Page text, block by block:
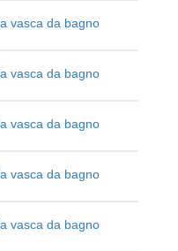
vasca da bagno
vasca da bagno
vasca da bagno
vasca da bagno
vasca da bagno